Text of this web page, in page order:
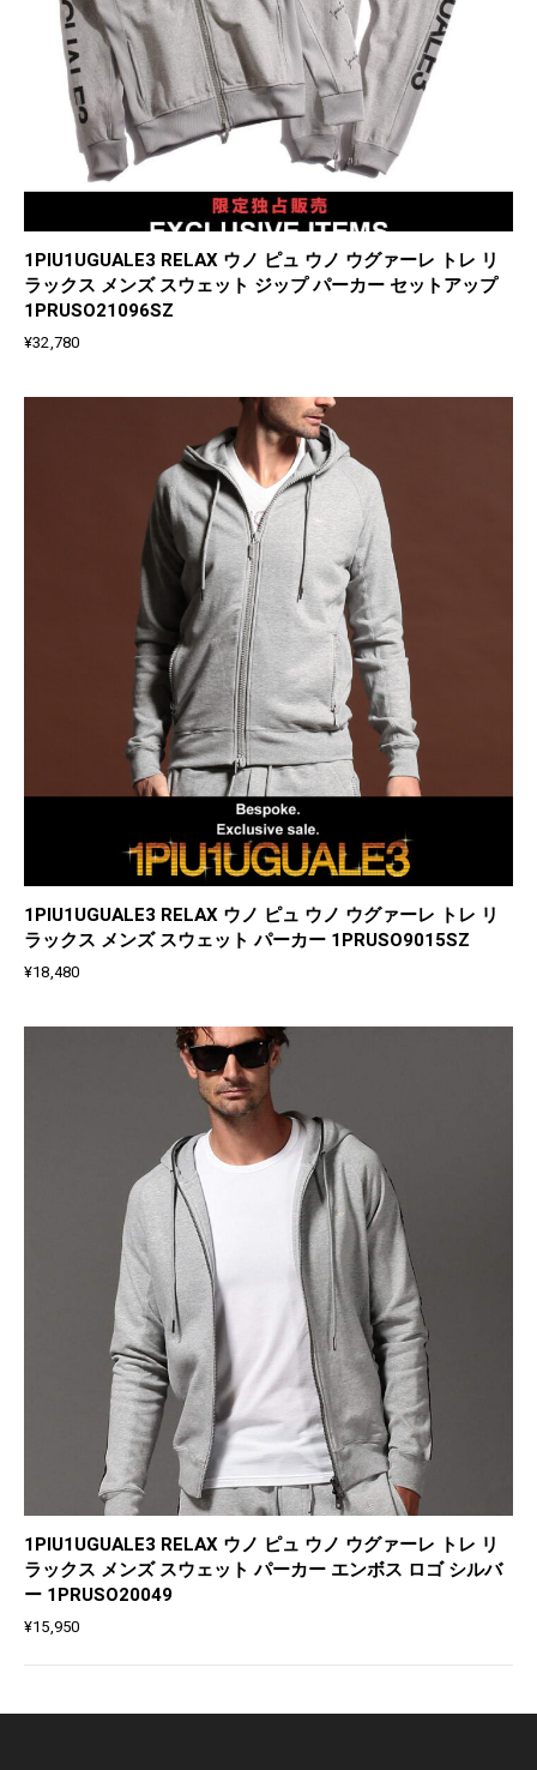
1PIU1UGUALE3 RELAX ウノ ピュ ウノ ウグァーレ トレ リ
ラックス メンズ スウェット ジップ パーカー セットアップ
1PRUSO21096SZ
¥32,780
1PIU1UGUALE3 RELAX ウノ ピュ ウノ ウグァーレ トレ リ
ラックス メンズ スウェット パーカー 1PRUSO9015SZ
¥18,480
1PIU1UGUALE3 RELAX ウノ ピュ ウノ ウグァーレ トレ リ
ラックス メンズ スウェット パーカー エンボス ロゴ シルバ
ー 1PRUSO20049
¥15,950